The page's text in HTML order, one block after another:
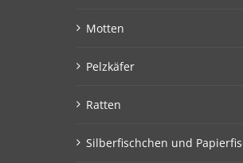
Motten
Pelzkäfer
Ratten
Silberfischchen und